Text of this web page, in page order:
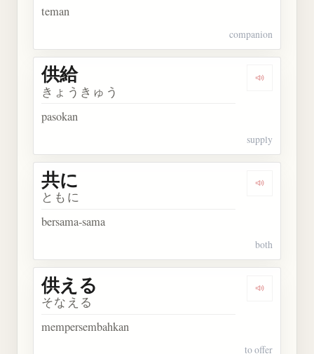
teman
companion
Dengarkan
供給
きょうきゅう
pasokan
supply
Dengarkan
共に
ともに
bersama-sama
both
Dengarkan
供える
そなえる
mempersembahkan
to offer